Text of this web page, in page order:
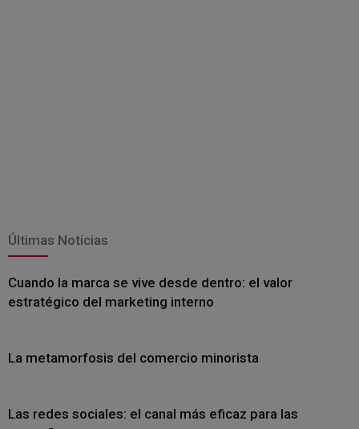
Últimas Noticias
Cuando la marca se vive desde dentro: el valor
estratégico del marketing interno
La metamorfosis del comercio minorista
Las redes sociales: el canal más eficaz para las